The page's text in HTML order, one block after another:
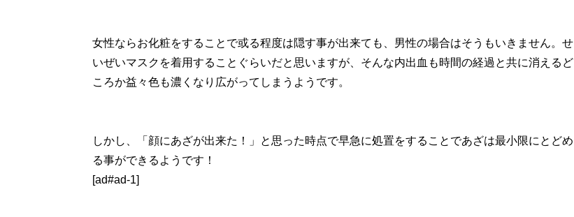
女性ならお化粧をすることで或る程度は隠す事が出来ても、男性の場合はそうもいきません。せ
いぜいマスクを着用することぐらいだと思いますが、そんな内出血も時間の経過と共に消えるど
ころか益々色も濃くなり広がってしまうようです。
しかし、「顔にあざが出来た！」と思った時点で早急に処置をすることであざは最小限にとどめ
る事ができるようです！
[ad#ad-1]